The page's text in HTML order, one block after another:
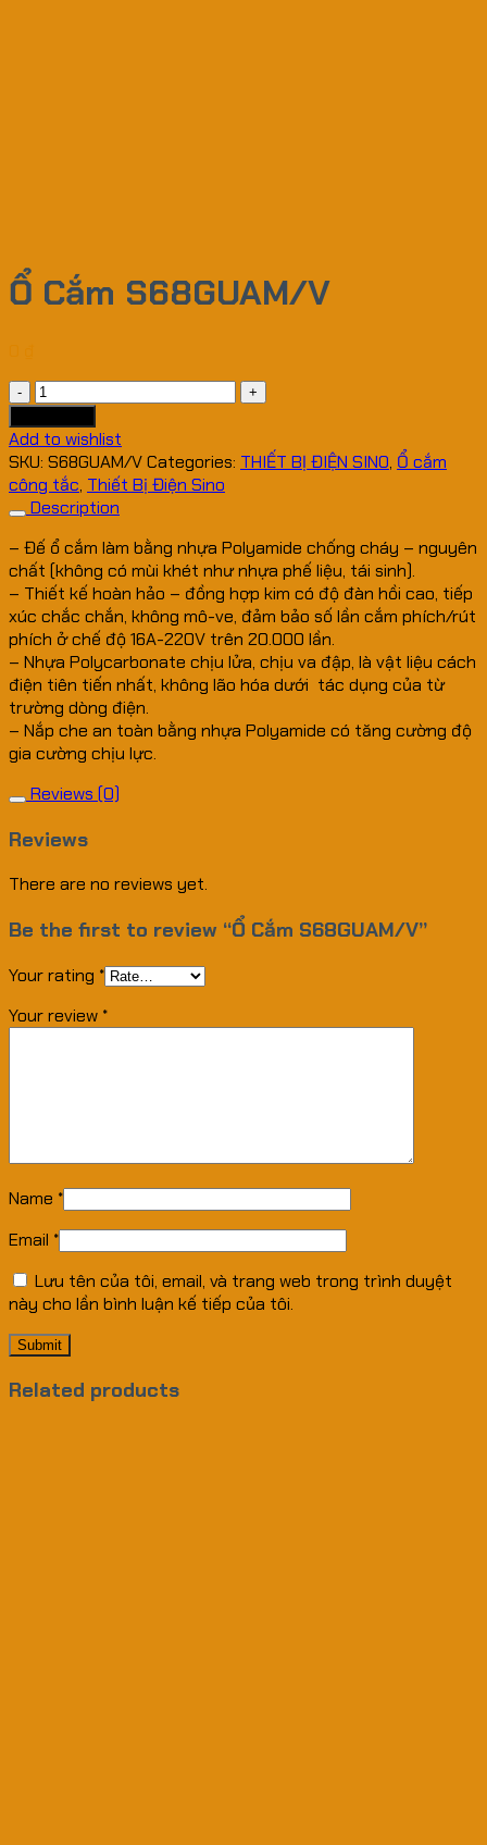
Ổ Cắm S68GUAM/V
Ổ
Cắm
S68GUAM/V
quantity
Add to wishlist
SKU: S68GUAM/VCategories: THIẾT BỊ ĐIỆN SINO, Ổ cắm
công tắc, Thiết Bị Điện Sino
Description
– Đế ổ cắm làm bằng nhựa Polyamide chống cháy – nguyên
chất (không có mùi khét như nhựa phế liệu, tái sinh).
– Thiết kế hoàn hảo – đồng hợp kim có độ đàn hồi cao, tiếp
xúc chắc chắn, không mô-ve, đảm bảo số lần cắm phích/rút
phích ở chế độ 16A-220V trên 20.000 lần.
– Nhựa Polycarbonate chịu lửa, chịu va đập, là vật liệu cách
điện tiên tiến nhất, không lão hóa dưới tác dụng của từ
trường dòng điện.
– Nắp che an toàn bằng nhựa Polyamide có tăng cường độ
gia cường chịu lực.
Reviews (0)
Reviews
There are no reviews yet.
Be the first to review “Ổ Cắm S68GUAM/V”
Your rating *
Your review *
Name *
Email *
Lưu tên của tôi, email, và trang web trong trình duyệt
này cho lần bình luận kế tiếp của tôi.
Related products